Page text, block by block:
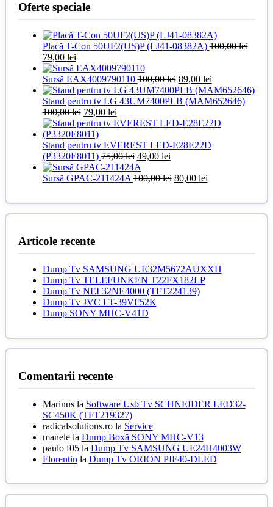
Oferte speciale
Placă T-Con 50UF2(US)P (LJ41-08382A)100,00lei
Prețul
inițial
a
fost:
100,00 lei.
79,00 leiPrețul
curent
este:
79,00 lei.
Sursă EAX4009790110100,00lei Prețul
inițial
a
100,00 lei.
89,00 leiPrețul
curent
este:
Stand pentru tv LG 43UM7400PLB (MAM652646)
100,00lei Prețul
inițial
a
fost:
100,00 lei.
79,00 leiPrețul
curent
79,00 lei.
Stand pentru tv EVEREST LED-E28E22D
(P3320E8011)75,00lei Prețul
inițial
a
49,00 leiPrețul
este:
Sursă GPAC-211424A100,00lei Prețul
fost:
80,00 leiPrețul
80,00 lei.
Articole recente
Dump Tv SAMSUNG UE32M5672AUXXH
Dump Tv TELEFUNKEN T22FX182LP
Dump Tv NEI 32NE4000 (TFT224139)
Dump Tv JVC LT-39VF52K
Dump SONY MHC-V41D
Comentarii recente
Marinusla Software Usb Tv SCHNEIDER LED32-
SC450K (TFT219327)
radicalsolutions.rola Service
manelela Dump Boxă SONY MHC-V13
paulo f05la Dump Tv SAMSUNG UE24H4003W
Florentin la Dump Tv ORION PIF40-DLED